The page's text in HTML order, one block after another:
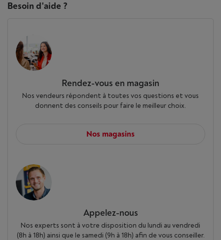
Besoin d'aide ?
Rendez-vous en magasin
Nos vendeurs répondent à toutes vos questions et vous
donnent des conseils pour faire le meilleur choix.
Nos magasins
Appelez-nous
Nos experts sont à votre disposition du lundi au vendredi
(8h à 18h) ainsi que le samedi (9h à 18h) afin de vous conseiller.